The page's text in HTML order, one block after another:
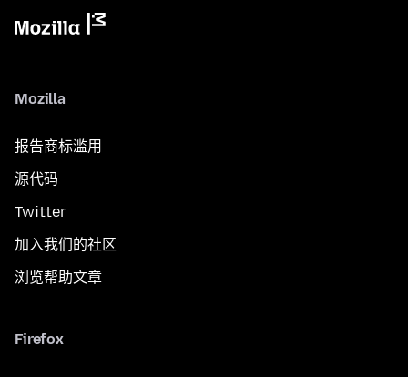
Mozilla
报告商标滥用
源代码
Twitter
加入我们的社区
浏览帮助文章
Firefox